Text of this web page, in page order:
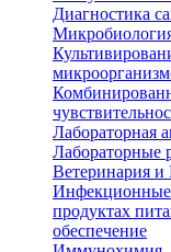
Диагностика
Лабораторная
Лабораторные
Ветеринария
Инфекционные
продуктах
обеспечение